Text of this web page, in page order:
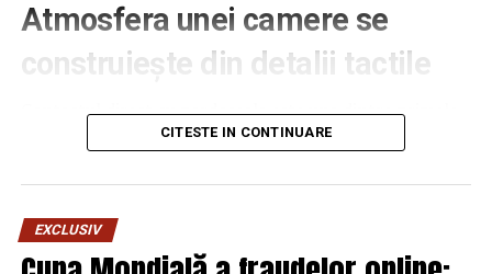
Atmosfera unei camere se
construiește din detalii tactile
Contactul direct cu pardoseala este una dintre primele
senzații fizice pe care le are un oaspete atunci când
pe drum, seara târziu. Textura și moliciunea potrivite,
oferite democheta hotel
care este percepută o cameră, chiar dacă restul
mobilierului rămâne identic de la o unitate la alta din
CITESTE IN CONTINUARE
EXCLUSIV